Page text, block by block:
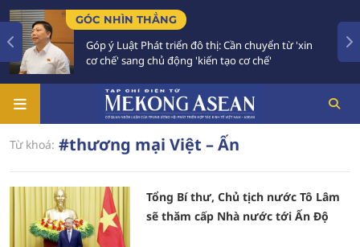
GÓC NHÌN THẲNG
Góp ý Luật Phát triển đô thị: Cần chuyển từ 'xin
cơ chế' sang chủ động 'kiến tạo cơ chế'
Từ khoá: #thương mại Việt – Ấn
Tổng Bí thư, Chủ tịch nước Tô Lâm
sẽ thăm cấp Nhà nước tới Ấn Độ